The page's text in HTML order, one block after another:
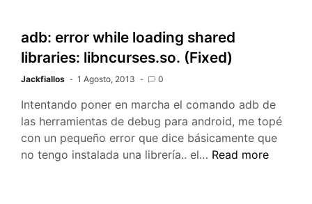
una
imagen
adb: error while loading shared
libraries: libncurses.so. (Fixed)
Jackfiallos 1 Agosto, 2013 0
Intentando poner en marcha el comando adb de
las herramientas de debug para android, me topé
con un pequeño error que dice básicamente que
no tengo instalada una librería.. el… adb:
Read more